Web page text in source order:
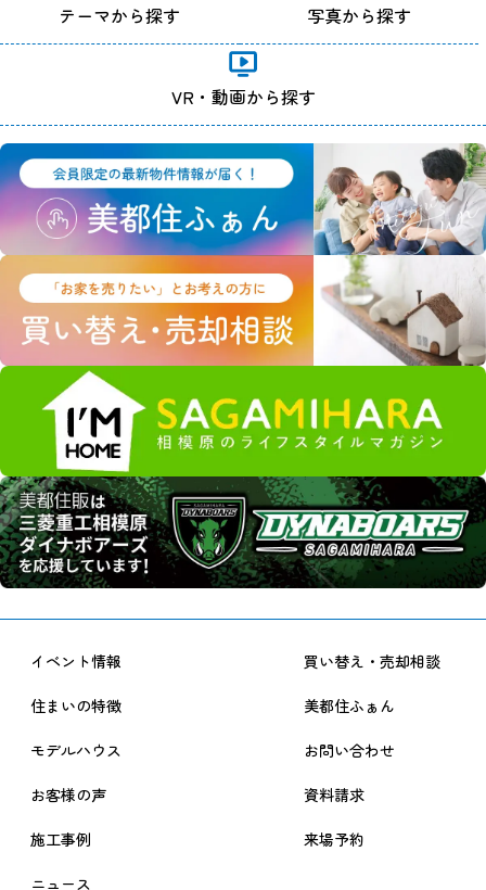
テーマから探す 写真から探す
VR・動画から探す
イベント情報
住まいの特徴
モデルハウス
お客様の声
施工事例
ニュース
買い替え・売却相談
美都住ふぁん
お問い合わせ
資料請求
来場予約